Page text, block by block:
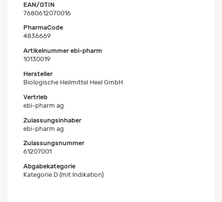
EAN/GTIN
7680612070016
PharmaCode
4836669
Artikelnummer ebi-pharm
10130019
Hersteller
Biologische Heilmittel Heel GmbH
Vertrieb
ebi-pharm ag
Zulassungsinhaber
ebi-pharm ag
Zulassungsnummer
61207001
Abgabekategorie
Kategorie D (mit Indikation)